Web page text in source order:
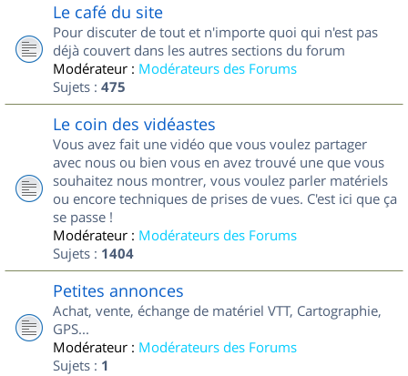
Le café du site
Pour discuter de tout et n'importe quoi qui n'est pas
déjà couvert dans les autres sections du forum
Modérateur : Modérateurs des Forums
Sujets : 475
Le coin des vidéastes
Vous avez fait une vidéo que vous voulez partager
avec nous ou bien vous en avez trouvé une que vous
souhaitez nous montrer, vous voulez parler matériels
ou encore techniques de prises de vues. C'est ici que ça
se passe !
Modérateur : Modérateurs des Forums
Sujets : 1404
Petites annonces
Achat, vente, échange de matériel VTT, Cartographie,
GPS...
Modérateur : Modérateurs des Forums
Sujets : 1